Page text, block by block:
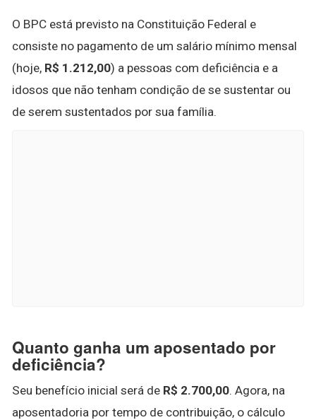
O BPC está previsto na Constituição Federal e
consiste no pagamento de um salário mínimo mensal
(hoje, R$ 1.212,00) a pessoas com deficiência e a
idosos que não tenham condição de se sustentar ou
de serem sustentados por sua família.
Quanto ganha um aposentado por
deficiência?
Seu benefício inicial será de R$ 2.700,00. Agora, na
aposentadoria por tempo de contribuição, o cálculo